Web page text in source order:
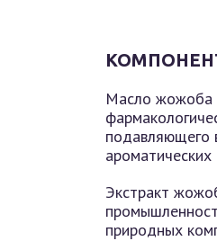
Масло жожоба
подавляющего
ароматических
Экстракт
природных